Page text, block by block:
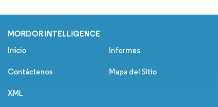
MORDOR INTELLIGENCE
Inicio Informes
Contáctenos Mapa del Sitio
XML